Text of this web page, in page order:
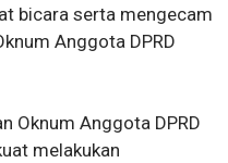
bicara serta mengecam
Anggota DPRD
Oknum Anggota DPRD
melakukan